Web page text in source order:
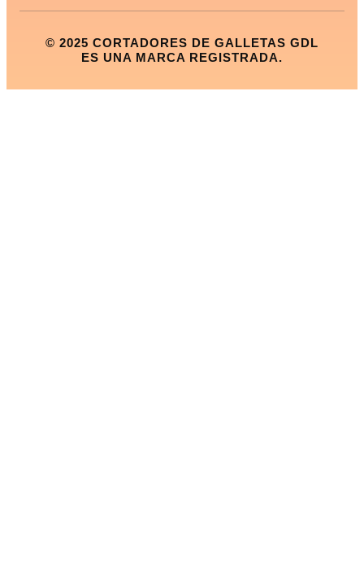
© 2025 CORTADORES DE GALLETAS GDL
ES UNA MARCA REGISTRADA.